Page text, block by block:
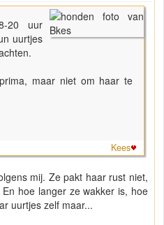
20 uur
uurtjes
maar niet om haar te
Kees
mij. Ze pakt haar rust niet,
hoe langer ze wakker is, hoe
uurtjes zelf maar...